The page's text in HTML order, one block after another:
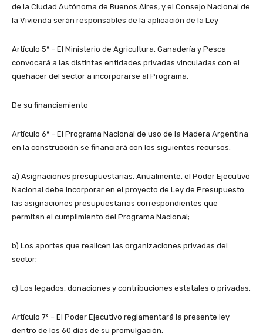
de la Ciudad Autónoma de Buenos Aires, y el Consejo Nacional de
la Vivienda serán responsables de la aplicación de la Ley
Artículo 5º – El Ministerio de Agricultura, Ganadería y Pesca
convocará a las distintas entidades privadas vinculadas con el
quehacer del sector a incorporarse al Programa.
De su financiamiento
Artículo 6º – El Programa Nacional de uso de la Madera Argentina
en la construcción se financiará con los siguientes recursos:
a) Asignaciones presupuestarias. Anualmente, el Poder Ejecutivo
Nacional debe incorporar en el proyecto de Ley de Presupuesto
las asignaciones presupuestarias correspondientes que
permitan el cumplimiento del Programa Nacional;
b) Los aportes que realicen las organizaciones privadas del
sector;
c) Los legados, donaciones y contribuciones estatales o privadas.
Artículo 7º – El Poder Ejecutivo reglamentará la presente ley
dentro de los 60 días de su promulgación.